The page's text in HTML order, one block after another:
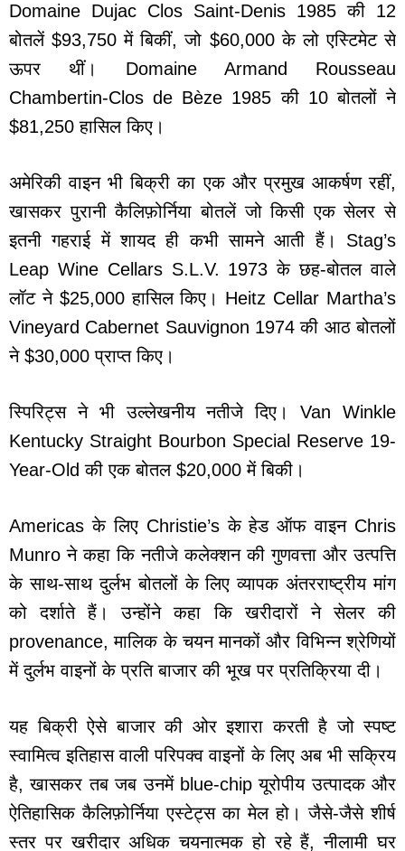
Domaine Dujac Clos Saint-Denis 1985 की 12
बोतलें $93,750 में बिकीं, जो $60,000 के लो एस्टिमेट से
ऊपर थीं। Domaine Armand Rousseau
Chambertin-Clos de Bèze 1985 की 10 बोतलों ने
$81,250 हासिल किए।
अमेरिकी वाइन भी बिक्री का एक और प्रमुख आकर्षण रहीं,
खासकर पुरानी कैलिफ़ोर्निया बोतलें जो किसी एक सेलर से
इतनी गहराई में शायद ही कभी सामने आती हैं। Stag’s
Leap Wine Cellars S.L.V. 1973 के छह-बोतल वाले
लॉट ने $25,000 हासिल किए। Heitz Cellar Martha’s
Vineyard Cabernet Sauvignon 1974 की आठ बोतलों
ने $30,000 प्राप्त किए।
स्पिरिट्स ने भी उल्लेखनीय नतीजे दिए। Van Winkle
Kentucky Straight Bourbon Special Reserve 19-
Year-Old की एक बोतल $20,000 में बिकी।
Americas के लिए Christie’s के हेड ऑफ वाइन Chris
Munro ने कहा कि नतीजे कलेक्शन की गुणवत्ता और उत्पत्ति
के साथ-साथ दुर्लभ बोतलों के लिए व्यापक अंतरराष्ट्रीय मांग
को दर्शाते हैं। उन्होंने कहा कि खरीदारों ने सेलर की
provenance, मालिक के चयन मानकों और विभिन्न श्रेणियों
में दुर्लभ वाइनों के प्रति बाजार की भूख पर प्रतिक्रिया दी।
यह बिक्री ऐसे बाजार की ओर इशारा करती है जो स्पष्ट
स्वामित्व इतिहास वाली परिपक्व वाइनों के लिए अब भी सक्रिय
है, खासकर तब जब उनमें blue-chip यूरोपीय उत्पादक और
ऐतिहासिक कैलिफ़ोर्निया एस्टेट्स का मेल हो। जैसे-जैसे शीर्ष
स्तर पर खरीदार अधिक चयनात्मक हो रहे हैं, नीलामी घर